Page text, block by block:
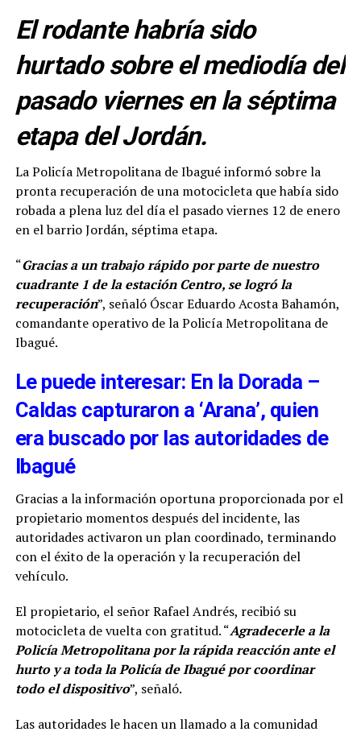
El rodante habría sido
hurtado sobre el mediodía del
pasado viernes en la séptima
etapa del Jordán.
La Policía Metropolitana de Ibagué informó sobre la
pronta recuperación de una motocicleta que había sido
robada a plena luz del día el pasado viernes 12 de enero
en el barrio Jordán, séptima etapa.
“Gracias a un trabajo rápido por parte de nuestro
cuadrante 1 de la estación Centro, se logró la
recuperación”, señaló Óscar Eduardo Acosta Bahamón,
comandante operativo de la Policía Metropolitana de
Ibagué.
Le puede interesar: En la Dorada –
Caldas capturaron a ‘Arana’, quien
era buscado por las autoridades de
Ibagué
Gracias a la información oportuna proporcionada por el
propietario momentos después del incidente, las
autoridades activaron un plan coordinado, terminando
con el éxito de la operación y la recuperación del
vehículo.
El propietario, el señor Rafael Andrés, recibió su
motocicleta de vuelta con gratitud. “Agradecerle a la
Policía Metropolitana por la rápida reacción ante el
hurto y a toda la Policía de Ibagué por coordinar
todo el dispositivo”, señaló.
Las autoridades le hacen un llamado a la comunidad